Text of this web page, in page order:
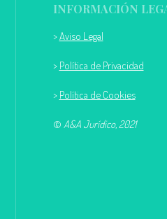
INFORMACIÓN
>Aviso Legal
> Política de Privacidad
> Política de Cookies
© A&A Jurídico, 2021